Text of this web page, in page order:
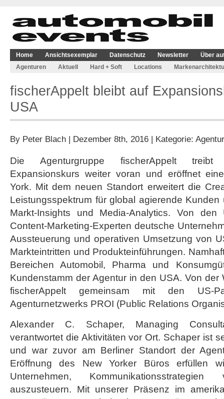
Home Ansichtsexemplar Datenschutz Newsletter
Über
Agenturen
Aktuell Hard + Soft Locations
fischerAppelt bleibt auf
USA
By Peter Blach | Dezember 8th, 2016 | Kategorie:
Die Agenturgruppe fischerAppelt treibt
Expansionskurs weiter voran und eröffnet
York. Mit dem neuen Standort erweitert die
Leistungsspektrum für global agierende
Markt-Insights und Media-Analytics. Von
Content-Marketing-Experten deutsche
Aussteuerung und operativen Umsetzung von
Markteintritten und Produkteinführungen.
Bereichen Automobil, Pharma und
Kundenstamm der Agentur in den USA. Von der
fischerAppelt gemeinsam mit den US-
Agenturnetzwerks PROI (Public Relations
Alexander C. Schaper, Managing
verantwortet die Aktivitäten vor Ort. Schaper ist
und war zuvor am Berliner Standort der
Eröffnung des New Yorker Büros erfüllen
Unternehmen, Kommunikationsstrategien
auszusteuern. Mit unserer Präsenz im